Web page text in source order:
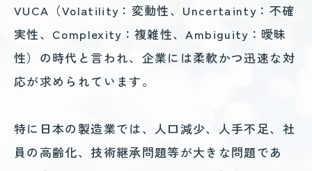
VUCA（Volatility：変動性、Uncertainty：不確
実性、Complexity：複雑性、Ambiguity：曖昧
性）の時代と言われ、企業には柔軟かつ迅速な対
応が求められています。
特に日本の製造業では、人口減少、人手不足、社
員の高齢化、技術継承問題等が大きな問題であ